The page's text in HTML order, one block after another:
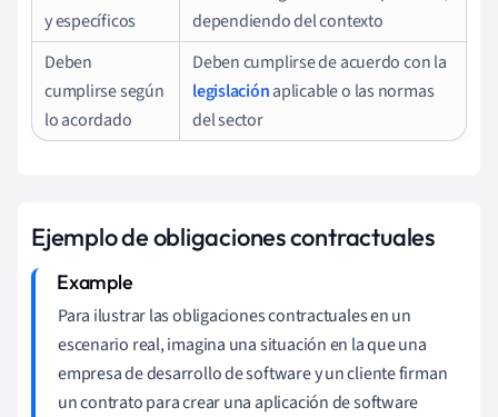
y específicos
dependiendo del contexto
Deben
cumplirse según
lo acordado
Deben cumplirse de acuerdo con la
legislaciónaplicable o las normas
del sector
Ejemplo de obligaciones contractuales
Para ilustrar las obligaciones contractuales en un
escenario real, imagina una situación en la que una
empresa de desarrollo de software y un cliente firman
un contrato para crear una aplicación de software